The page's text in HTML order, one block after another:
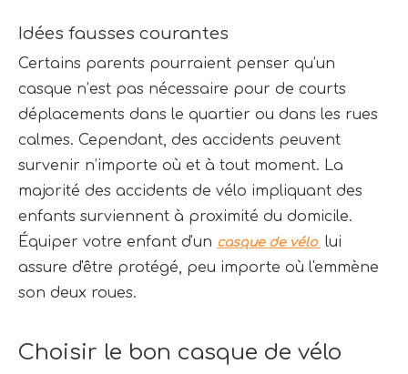
Idées fausses courantes
Certains parents pourraient penser qu’un
casque n’est pas nécessaire pour de courts
déplacements dans le quartier ou dans les rues
calmes. Cependant, des accidents peuvent
survenir n’importe où et à tout moment. La
majorité des accidents de vélo impliquant des
enfants surviennent à proximité du domicile.
Équiper votre enfant d'un casque de vélo lui
assure d'être protégé, peu importe où l'emmène
son deux roues.
Choisir le bon casque de vélo